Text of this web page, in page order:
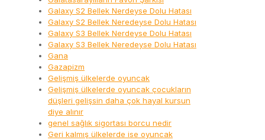
Galaxy S2 Bellek Nerdeyse Dolu Hatası
Galaxy S2 Bellek Neredeyse Dolu Hatası
Galaxy S3 Bellek Nerdeyse Dolu Hatası
Galaxy S3 Bellek Neredeyse Dolu Hatası
Gana
Gazapizm
Gelişmiş ülkelerde oyuncak
Gelişmiş ülkelerde oyuncak çocukların
düşleri gelişsin daha çok hayal kursun
diye alınır
genel sağlık sigortası borcu nedir
Geri kalmış ülkelerde ise oyuncak